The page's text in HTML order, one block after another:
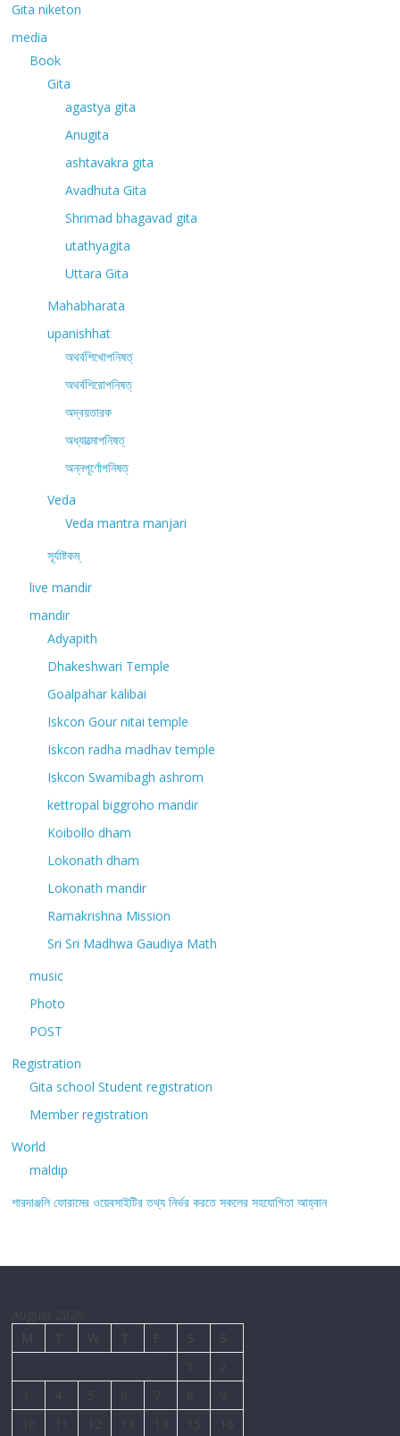
Gita niketon
media
Book
Gita
agastya gita
Anugita
ashtavakra gita
Avadhuta Gita
Shrimad bhagavad gita
utathyagita
Uttara Gita
Mahabharata
upanishhat
অথর্বশিখোপনিষত্
অথর্বশিরোপনিষত্
অদ্বয়তারক
অধ্যাত্মোপনিষত্
অন্নপূর্ণোপনিষত্
Veda
Veda mantra manjari
সূর্যাষ্টকম্
live mandir
mandir
Adyapith
Dhakeshwari Temple
Goalpahar kalibai
Iskcon Gour nitai temple
Iskcon radha madhav temple
Iskcon Swamibagh ashrom
kettropal biggroho mandir
Koibollo dham
Lokonath dham
Lokonath mandir
Ramakrishna Mission
Sri Sri Madhwa Gaudiya Math
music
Photo
POST
Registration
Gita school Student registration
Member registration
World
maldip
শারদাঞ্জলি ফোরামের ওয়েবসাইটির তথ্য নির্ভর করতে সকলের সহযোগিতা আহ্বান